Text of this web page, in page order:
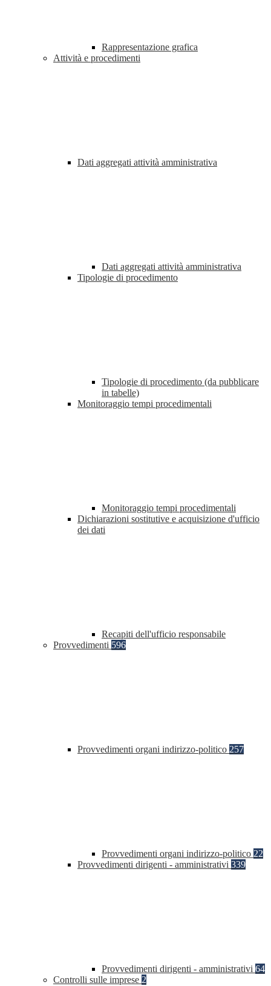
Rappresentazione grafica
Attività e procedimenti
Dati aggregati attività amministrativa
Dati aggregati attività amministrativa
Tipologie di procedimento
Tipologie di procedimento (da pubblicare
in tabelle)
Monitoraggio tempi procedimentali
Monitoraggio tempi procedimentali
Dichiarazioni sostitutive e acquisizione d'ufficio
dei dati
Recapiti dell'ufficio responsabile
Provvedimenti 596
Provvedimenti organi indirizzo-politico 257
Provvedimenti organi indirizzo-politico 22
Provvedimenti dirigenti - amministrativi 339
Provvedimenti dirigenti - amministrativi 64
Controlli sulle imprese 2